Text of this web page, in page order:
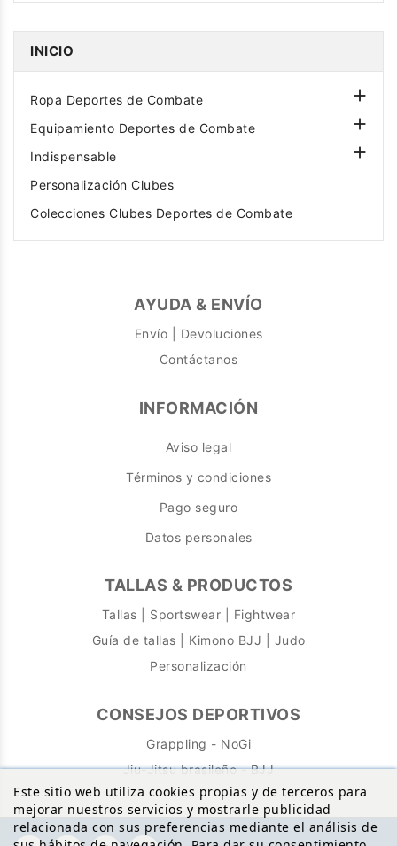
INICIO
Ropa Deportes de Combate 
Equipamiento Deportes de Combate 
Indispensable 
Personalización Clubes
Colecciones Clubes Deportes de Combate
AYUDA & ENVÍO
Envío | Devoluciones
Contáctanos
INFORMACIÓN
Aviso legal
Términos y condiciones
Pago seguro
Datos personales
TALLAS & PRODUCTOS
Tallas | Sportswear | Fightwear
Guía de tallas | Kimono BJJ | Judo
Personalización
CONSEJOS DEPORTIVOS
Grappling - NoGi
Jiu-Jitsu brasileño - BJJ
Este sitio web utiliza cookies propias y de terceros para
mejorar nuestros servicios y mostrarle publicidad
relacionada con sus preferencias mediante el análisis de